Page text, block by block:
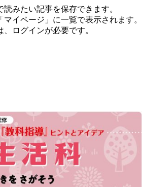
読みたい記事を保存できます。
イページ」に一覧で表示されます。
ログインが必要です。